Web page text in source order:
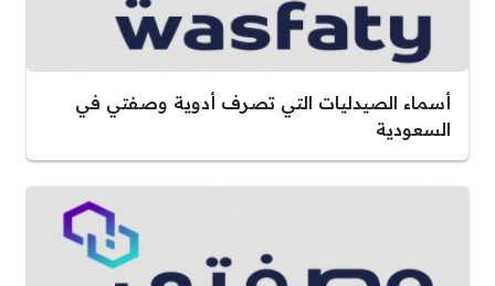
أسماء الصيدليات التي تصرف أدوية وصفتي في
السعودية